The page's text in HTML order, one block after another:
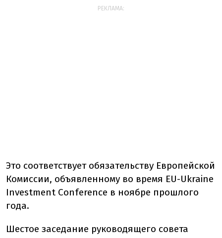
РЕКЛАМА:
Это соответствует обязательству Европейской
Комиссии, объявленному во время EU-Ukraine
Investment Conference в ноябре прошлого
года.
Шестое заседание руководящего совета